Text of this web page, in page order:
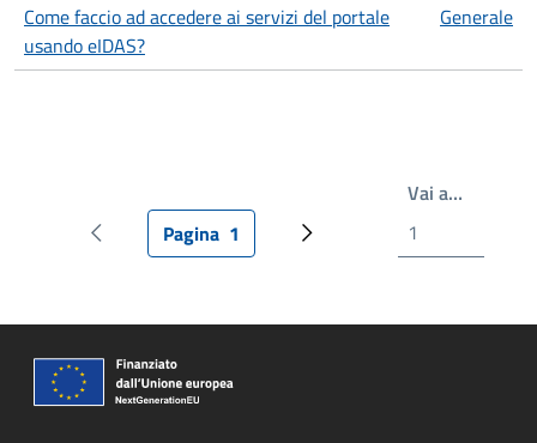
Come faccio ad accedere ai servizi del portale
usando eIDAS?
Generale
Pagina precedentePagina attuale
Pagina 1 Prossima pagina
Vai a…